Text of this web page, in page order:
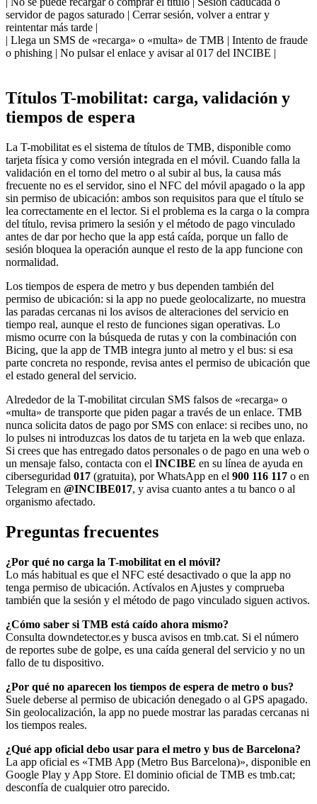
servidor de pagos saturado | Cerrar sesión, volver a entrar y
reintentar más tarde |
| Llega un SMS de «recarga» o «multa» de TMB | Intento de fraude
o phishing | No pulsar el enlace y avisar al 017 del INCIBE |
Títulos T-mobilitat: carga, validación y
tiempos de espera
La T-mobilitat es el sistema de títulos de TMB, disponible como
tarjeta física y como versión integrada en el móvil. Cuando falla la
validación en el torno del metro o al subir al bus, la causa más
frecuente no es el servidor, sino el NFC del móvil apagado o la app
sin permiso de ubicación: ambos son requisitos para que el título se
lea correctamente en el lector. Si el problema es la carga o la compra
del título, revisa primero la sesión y el método de pago vinculado
antes de dar por hecho que la app está caída, porque un fallo de
sesión bloquea la operación aunque el resto de la app funcione con
normalidad.
Los tiempos de espera de metro y bus dependen también del
permiso de ubicación: si la app no puede geolocalizarte, no muestra
las paradas cercanas ni los avisos de alteraciones del servicio en
tiempo real, aunque el resto de funciones sigan operativas. Lo
mismo ocurre con la búsqueda de rutas y con la combinación con
Bicing, que la app de TMB integra junto al metro y el bus: si esa
parte concreta no responde, revisa antes el permiso de ubicación que
el estado general del servicio.
Alrededor de la T-mobilitat circulan SMS falsos de «recarga» o
«multa» de transporte que piden pagar a través de un enlace. TMB
nunca solicita datos de pago por SMS con enlace: si recibes uno, no
lo pulses ni introduzcas los datos de tu tarjeta en la web que enlaza.
Si crees que has entregado datos personales o de pago en una web o
un mensaje falso, contacta con el INCIBE en su línea de ayuda en
ciberseguridad 017 (gratuita), por WhatsApp en el 900 116 117 o en
Telegram en @INCIBE017, y avisa cuanto antes a tu banco o al
organismo afectado.
Preguntas frecuentes
¿Por qué no carga la T-mobilitat en el móvil?
Lo más habitual es que el NFC esté desactivado o que la app no
tenga permiso de ubicación. Actívalos en Ajustes y comprueba
también que la sesión y el método de pago vinculado siguen activos.
¿Cómo saber si TMB está caído ahora mismo?
Consulta downdetector.es y busca avisos en tmb.cat. Si el número
de reportes sube de golpe, es una caída general del servicio y no un
fallo de tu dispositivo.
¿Por qué no aparecen los tiempos de espera de metro o bus?
Suele deberse al permiso de ubicación denegado o al GPS apagado.
Sin geolocalización, la app no puede mostrar las paradas cercanas ni
los tiempos reales.
¿Qué app oficial debo usar para el metro y bus de Barcelona?
La app oficial es «TMB App (Metro Bus Barcelona)», disponible en
Google Play y App Store. El dominio oficial de TMB es tmb.cat;
desconfía de cualquier otro parecido.